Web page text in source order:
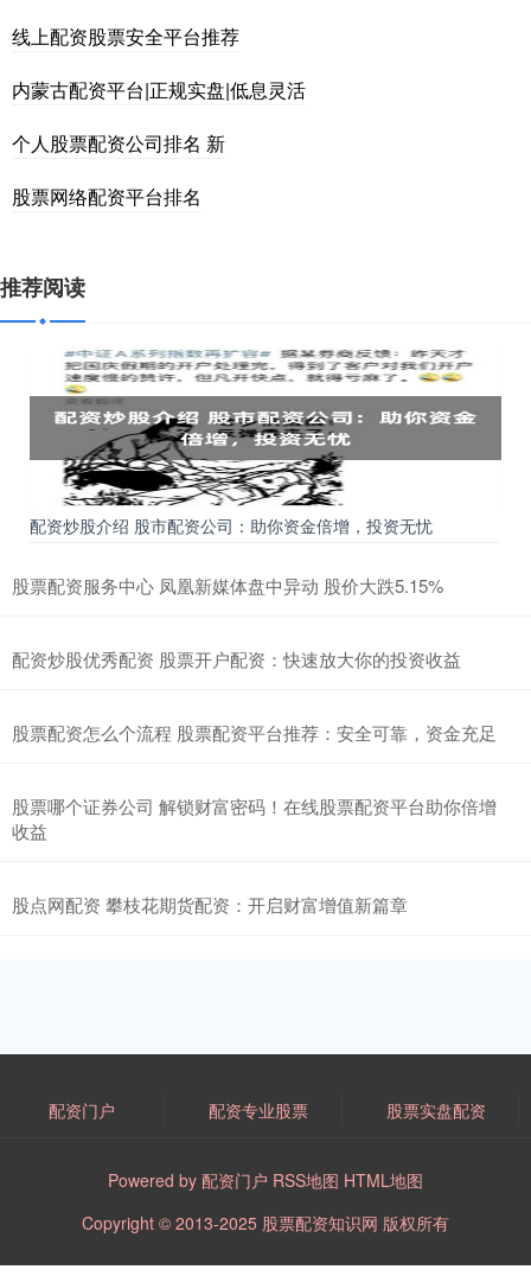
线上配资股票安全平台推荐
内蒙古配资平台|正规实盘|低息灵活
个人股票配资公司排名 新
股票网络配资平台排名
推荐阅读
配资炒股介绍 股市配资公司：助你资金倍增，投资无忧
股票配资服务中心 凤凰新媒体盘中异动 股价大跌5.15%
配资炒股优秀配资 股票开户配资：快速放大你的投资收益
股票配资怎么个流程 股票配资平台推荐：安全可靠，资金充足
股票哪个证券公司 解锁财富密码！在线股票配资平台助你倍增
收益
股点网配资 攀枝花期货配资：开启财富增值新篇章
配资门户 配资专业股票 股票实盘配资
Powered by 配资门户 RSS地图 HTML地图
Copyright © 2013-2025 股票配资知识网 版权所有